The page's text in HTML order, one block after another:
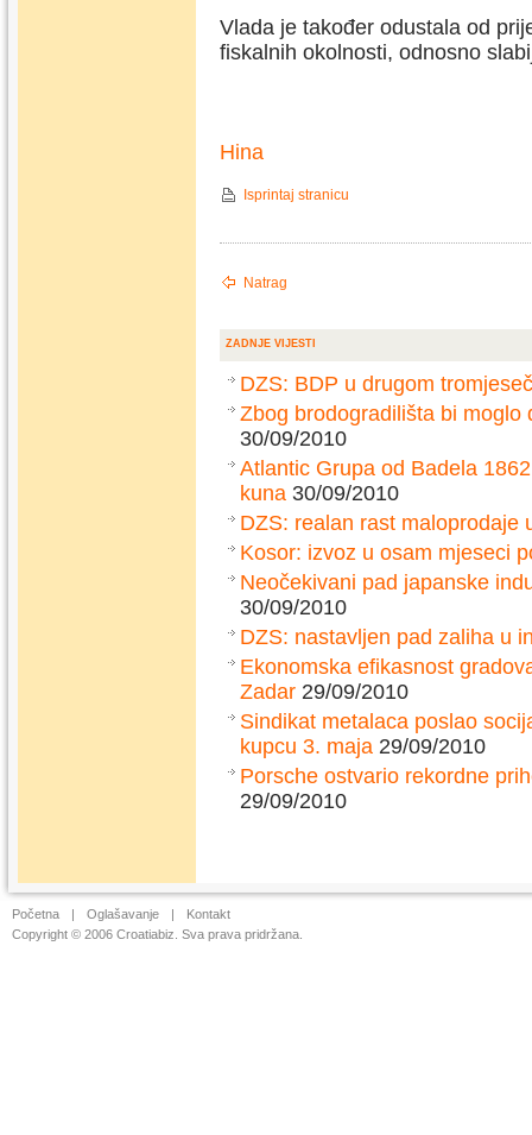
Vlada je također odustala od
fiskalnih okolnosti, odnosno
Hina
Isprintaj stranicu
Natrag
ZADNJE VIJESTI
DZS: BDP u drugom
Zbog brodogradilišta bi moglo
30/09/2010
Atlantic Grupa od Badela
kuna 30/09/2010
DZS: realan rast maloprodaje
Kosor: izvoz u osam mjeseci
Neočekivani pad japanske
30/09/2010
DZS: nastavljen pad zaliha u
Ekonomska efikasnost
Zadar 29/09/2010
Sindikat metalaca poslao
kupcu 3. maja 29/09/2010
Porsche ostvario rekordne
29/09/2010
Početna | Oglašavanje |
Kontakt
Copyright © 2006 Croatiabiz. Sva prava pridržana.